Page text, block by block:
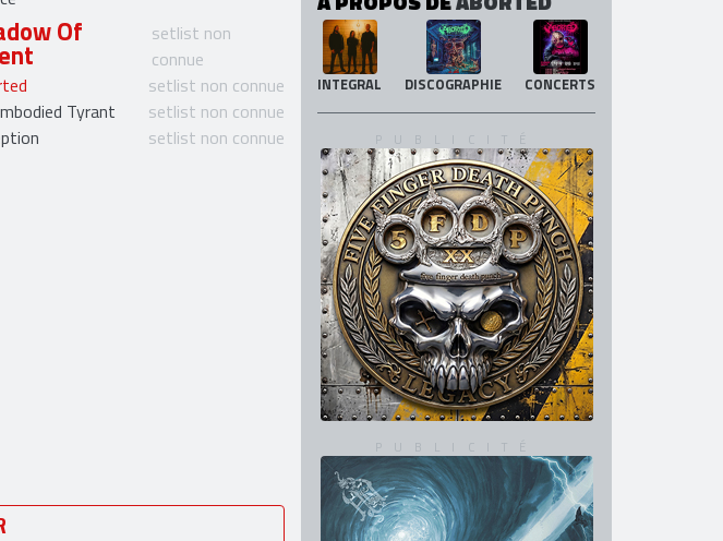
Of
setlist non
connue
setlist non connue
Tyrant
setlist non connue
setlist non connue
INTEGRAL DISCOGRAPHIE CONCERTS